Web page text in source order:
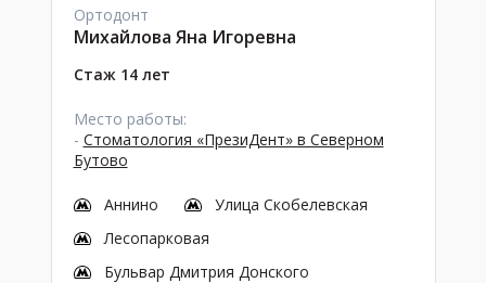
Ортодонт
Михайлова Яна Игоревна
Стаж 14 лет
Место работы:
- Стоматология «ПрезиДент» в Северном
Бутово
Аннино
Улица Скобелевская
Лесопарковая
Бульвар Дмитрия Донского